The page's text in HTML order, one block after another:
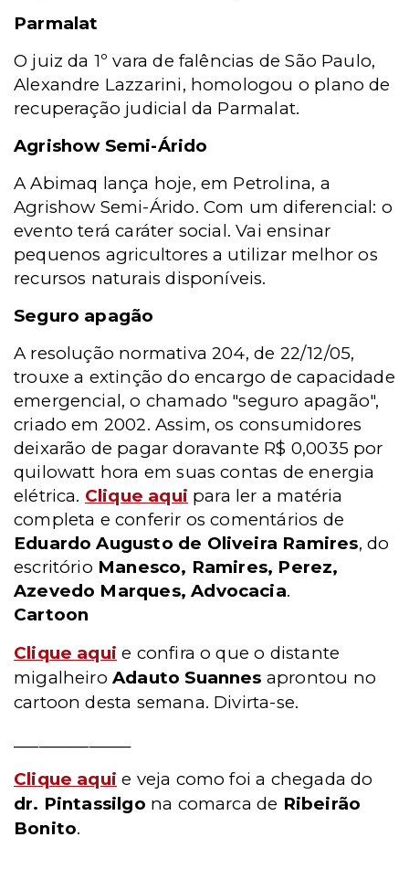
Parmalat
O juiz da 1º vara de falências de São Paulo,
Alexandre Lazzarini, homologou o plano de
recuperação judicial da Parmalat.
Agrishow Semi-Árido
A Abimaq lança hoje, em Petrolina, a
Agrishow Semi-Árido. Com um diferencial: o
evento terá caráter social. Vai ensinar
pequenos agricultores a utilizar melhor os
recursos naturais disponíveis.
Seguro apagão
A resolução normativa 204, de 22/12/05,
trouxe a extinção do encargo de capacidade
emergencial, o chamado "seguro apagão",
criado em 2002. Assim, os consumidores
deixarão de pagar doravante R$ 0,0035 por
quilowatt hora em suas contas de energia
elétrica. Clique aqui para ler a matéria
completa e conferir os comentários de
Eduardo Augusto de Oliveira Ramires, do
escritório Manesco, Ramires, Perez,
Azevedo Marques, Advocacia.
Cartoon
Clique aqui e confira o que o distante
migalheiroAdauto Suannes aprontou no
cartoon desta semana. Divirta-se.
Clique aqui e veja como foi a chegada do
dr. Pintassilgo na comarca de Ribeirão
Bonito.